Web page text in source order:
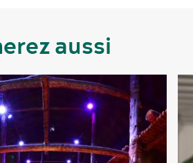
aussi